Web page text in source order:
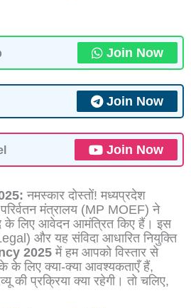
Join Now
Join Now
Join Now
नमस्कार दोस्तों! मध्‍यप्रदेश
मंत्रालय (MP MOEF) ने
के लिए आवेदन आमंत्रित किए हैं। इस
और यह संविदा आधारित नियुक्ति
2025में हम आपको विस्तार से
के लिए क्या-क्या आवश्यकताएँ हैं,
प्रक्रिया क्या रहेगी। तो चलिए,